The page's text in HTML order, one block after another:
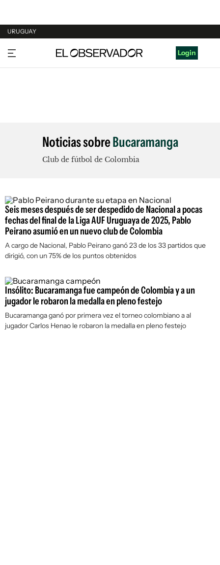
URUGUAY
URUGUAY
ARGENTINA
Login
Noticias sobreBucaramanga
Club de fútbol de Colombia
Seis meses después de ser despedido de Nacional a pocas
fechas del final de la Liga AUF Uruguaya de 2025, Pablo
Peirano asumió en un nuevo club de Colombia
A cargo de Nacional, Pablo Peirano ganó 23 de los 33 partidos que
dirigió, con un 75% de los puntos obtenidos
Insólito: Bucaramanga fue campeón de Colombia y a un
jugador le robaron la medalla en pleno festejo
Bucaramanga ganó por primera vez el torneo colombiano a al
jugador Carlos Henao le robaron la medalla en pleno festejo